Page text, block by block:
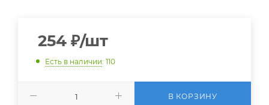
254 ₽/шт
Есть в наличии: 110
В КОРЗИНУ